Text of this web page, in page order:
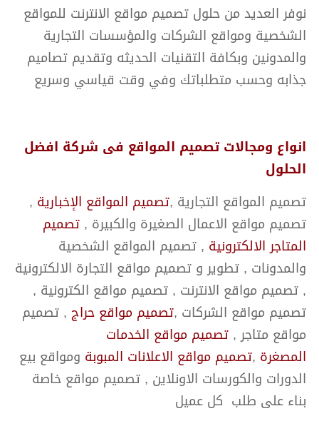
نوفر العديد من حلول تصميم مواقع الانترنت للمواقع
الشخصية ومواقع الشركات والمؤسسات التجارية
والمدونين وبكافة التقنيات الحديثه وتقديم تصاميم
جذابه وحسب متطلباتك وفي وقت قياسي وسريع
انواع ومجالات تصميم المواقع فى شركة افضل
الحلول
تصميم المواقع التجارية ,تصميم المواقع الإخبارية ,
تصميم مواقع الاعمال الصغيرة والكبيرة , تصميم
المتاجر الالكترونية , تصميم المواقع الشخصية
والمدونات , تطوير و تصميم مواقع التجارة الالكترونية
, تصميم مواقع الانترنت , تصميم مواقع الكترونية ,
تصميم مواقع الشركات ,تصميم مواقع حراج, تصميم
مواقع متاجر , تصميم مواقع الخدمات
المصغرة ,تصميم مواقع الاعلانات المبوبة ومواقع بيع
الدورات والكورسات الاونلاين , تصميم مواقع خاصة
بناء على طلب كل عميل